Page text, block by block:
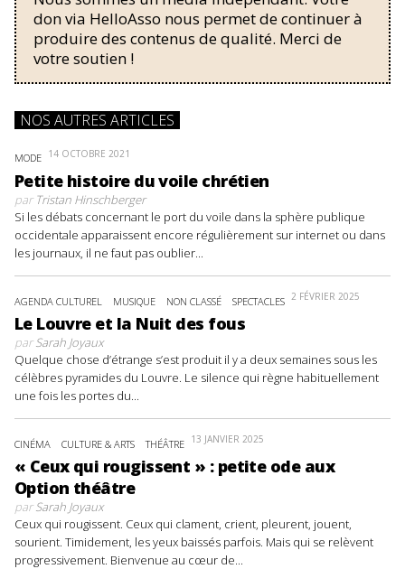
don via HelloAsso nous permet de continuer à
produire des contenus de qualité. Merci de
votre soutien !
NOS AUTRES ARTICLES
MODE 14 OCTOBRE 2021
Petite histoire du voile chrétien
parTristan Hinschberger
Si les débats concernant le port du voile dans la sphère publique
occidentale apparaissent encore régulièrement sur internet ou dans
les journaux, il ne faut pas oublier...
AGENDA CULTUREL MUSIQUE NON CLASSÉ SPECTACLES 2 FÉVRIER 2025
Le Louvre et la Nuit des fous
parSarah Joyaux
Quelque chose d’étrange s’est produit il y a deux semaines sous les
célèbres pyramides du Louvre. Le silence qui règne habituellement
une fois les portes du...
CINÉMA CULTURE & ARTS THÉÂTRE 13 JANVIER 2025
« Ceux qui rougissent » : petite ode aux
Option théâtre
parSarah Joyaux
Ceux qui rougissent. Ceux qui clament, crient, pleurent, jouent,
sourient. Timidement, les yeux baissés parfois. Mais qui se relèvent
progressivement. Bienvenue au cœur de...